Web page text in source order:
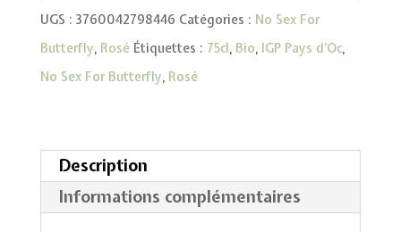
Sex
For
Butterfly
Rosé
UGS : 3760042798446 Catégories : No Sex For
Butterfly, Rosé Étiquettes : 75cl, Bio, IGP Pays d’Oc,
No Sex For Butterfly, Rosé
Description
Informations complémentaires